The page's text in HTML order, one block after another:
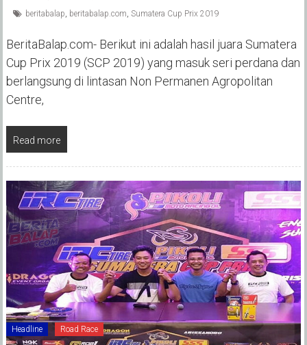
beritabalap, beritabalap.com, Sumatera Cup Prix 2019
BeritaBalap.com- Berikut ini adalah hasil juara Sumatera
Cup Prix 2019 (SCP 2019) yang masuk seri perdana dan
berlangsung di lintasan Non Permanen Agropolitan
Centre,
Read more
Headline Road Race